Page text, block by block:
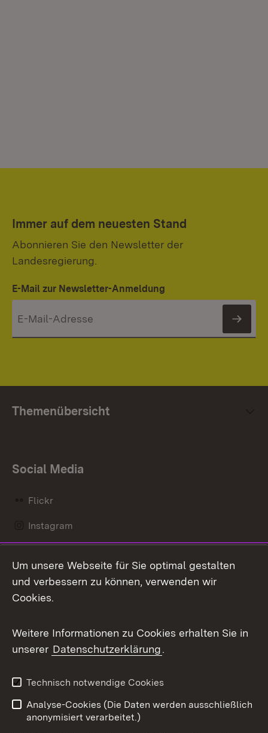
Immer auf dem neuesten Stand
Abonnieren Sie den Newsletter der
Landesregierung.
E-Mail zur Newsletter-Anmeldung
Themenübersicht
Social Media
Flickr
Instagram
Mastodon
Messenger
Social Wall
X / Twitter
Youtube
Um unsere Webseite für Sie optimal gestalten
und verbessern zu können, verwenden wir
Cookies.
Weitere Informationen zu Cookies erhalten Sie in
unserer Datenschutzerklärung.
Technisch notwendige Cookies
Analyse-Cookies (Die Daten werden ausschließlich
anonymisiert verarbeitet.)